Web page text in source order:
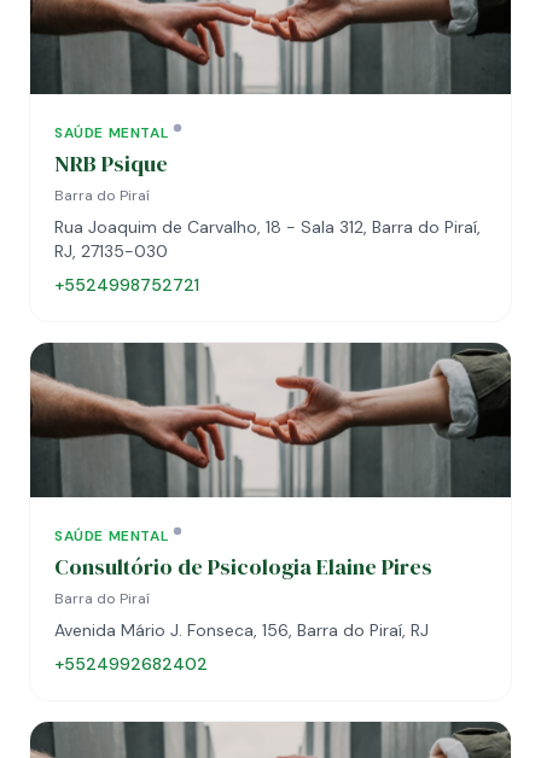
SAÚDE MENTAL
NRB Psique
Barra do Piraí
Rua Joaquim de Carvalho, 18 - Sala 312, Barra do Piraí,
RJ, 27135-030
+5524998752721
SAÚDE MENTAL
Consultório de Psicologia Elaine Pires
Barra do Piraí
Avenida Mário J. Fonseca, 156, Barra do Piraí, RJ
+5524992682402